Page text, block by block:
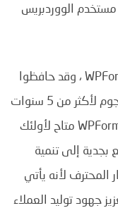
مستخدم الووردبريس
يستخدم أكثر من 5 ملايين موقع ويب WPForms ، وقد حافظوا
باستمرار على 4.9 من متوسط ​​تصنيف 5 نجوم لأكثر من 5 سنوات
حتى الآن. هناك إصدار مجاني من WPForms Lite متاح لأولئك
إلى تنمية
لأنه يأتي
جهود توليد العملاء